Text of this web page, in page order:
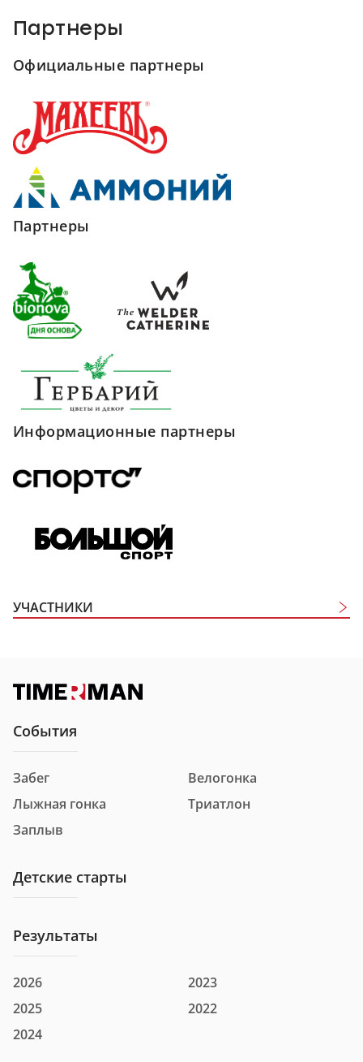
Партнеры
Официальные партнеры
Партнеры
Информационные партнеры
УЧАСТНИКИ
Номер
Фамилия и имя
Аббасова Айсель
Руслановна
События
Забег
Лыжная гонка
Заплыв
Велогонка
Триатлон
Детские старты
Результаты
2026
2025
2024
2023
2022